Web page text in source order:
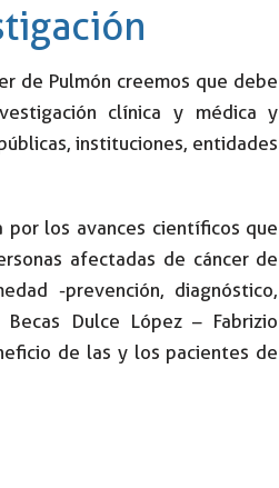
de Pulmón creemos que debe
clínica y médica y
instituciones, entidades
por los avances científicos que
afectadas de cáncer de
-prevención, diagnóstico,
Dulce López – Fabrizio
de las y los pacientes de